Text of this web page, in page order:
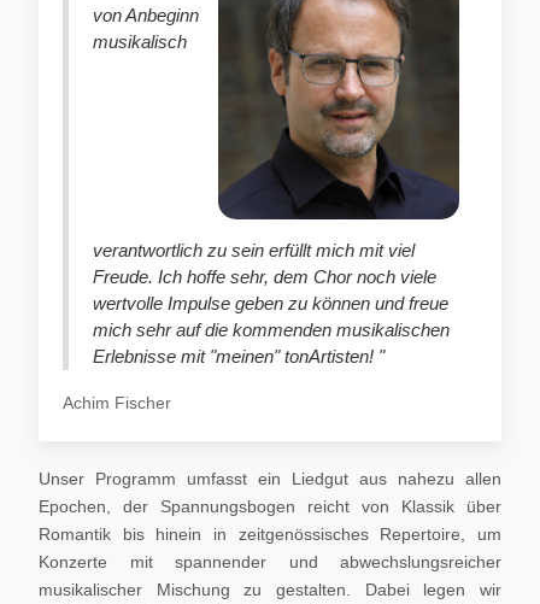
von Anbeginn
musikalisch
verantwortlich zu sein erfüllt mich mit viel
Freude. Ich hoffe sehr, dem Chor noch viele
wertvolle Impulse geben zu können und freue
mich sehr auf die kommenden musikalischen
Erlebnisse mit "meinen" tonArtisten! "
Achim Fischer
Unser Programm umfasst ein Liedgut aus nahezu allen
Epochen, der Spannungsbogen reicht von Klassik über
Romantik bis hinein in zeitgenössisches Repertoire, um
Konzerte mit spannender und abwechslungsreicher
musikalischer Mischung zu gestalten. Dabei legen wir